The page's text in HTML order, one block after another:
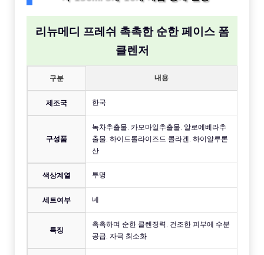
리뉴메디 프레쉬 촉촉한 순한 페이스 폼
클렌저
구분 내용
제조국 한국
구성품
녹차추출물, 카모마일추출물, 알로에베라추
출물, 하이드롤라이즈드 콜라겐, 하이알루론
산
색상계열 투명
세트여부 네
특징
촉촉하며 순한 클렌징력, 건조한 피부에 수분
공급, 자극 최소화